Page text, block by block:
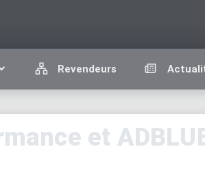
Revendeurs
et